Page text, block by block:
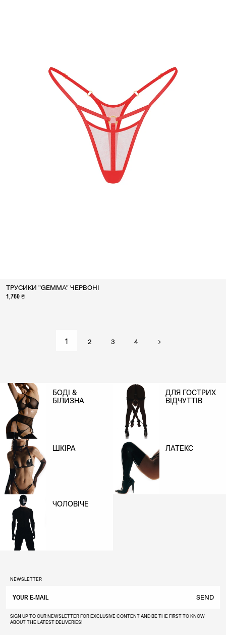
ТРУСИКИ "GEMMA" ЧЕРВОНІ
1,760 ₴
1 2 3 4
БОДІ &
БІЛИЗНА
ДЛЯ ГОСТРИХ
ВІДЧУТТІВ
ШКІРА ЛАТЕКС
ЧОЛОВІЧЕ
NEWSLETTER
SEND
SIGN UP TO OUR NEWSLETTER FOR EXCLUSIVE CONTENT AND BE THE FIRST TO KNOW
ABOUT THE LATEST DELIVERIES!